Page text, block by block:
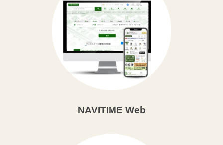
NAVITIME Web